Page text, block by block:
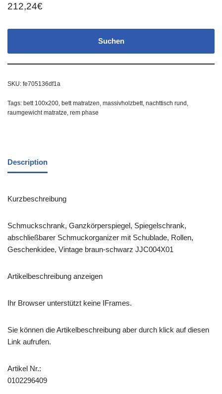
212,24€
Suchen
SKU: fe705136df1a
Tags: bett 100x200, bett matratzen, massivholzbett, nachttisch rund ,
raumgewicht matratze, rem phase
Description
Kurzbeschreibung
Schmuckschrank, Ganzkörperspiegel, Spiegelschrank,
abschließbarer Schmuckorganizer mit Schublade, Rollen,
Geschenkidee, Vintage braun-schwarz JJC004X01
Artikelbeschreibung anzeigen
Ihr Browser unterstützt keine IFrames.
Sie können die Artikelbeschreibung aber durch klick auf diesen
Link aufrufen.
Artikel Nr.:
0102296409